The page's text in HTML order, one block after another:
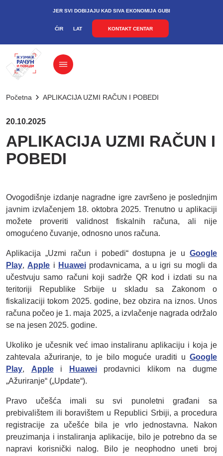
JER SVI DOBIJAJU KAD SIVA EKONOMIJA GUBI
ĆIR LAT KONTAKT CENTAR
Početna APLIKACIJA UZMI RAČUN I POBEDI
20.10.2025
APLIKACIJA UZMI RAČUN I
POBEDI
Ovogodišnje izdanje nagradne igre završeno je poslednjim
javnim izvlačenjem 18. oktobra 2025. Trenutno u aplikaciji
možete proveriti validnost fiskalnih računa, ali nije
omogućeno čuvanje, odnosno unos računa.
Aplikacija „Uzmi račun i pobedi“ dostupna je u Google
Play, Apple i Huaweiprodavnicama, a u igri su mogli da
učestvuju samo računi koji sadrže QR kod i izdati su na
teritoriji Republike Srbije u skladu sa Zakonom o
fiskalizaciji tokom 2025. godine, bez obzira na iznos. Unos
računa počeo je 1. maja 2025, a izvlačenje nagrada održalo
se na jesen 2025. godine.
Ukoliko je učesnik već imao instaliranu aplikaciju i koja je
zahtevala ažuriranje, to je bilo moguće uraditi u Google
Play, Applei Huaweiprodavnici klikom na dugme
„Ažuriranje“ („Update“).
Pravo učešća imali su svi punoletni građani sa
prebivalištem ili boravištem u Republici Srbiji, a procedura
registracije za učešće bila je vrlo jednostavna. Nakon
preuzimanja i instaliranja aplikacije, bilo je potrebno da se
napravi korisnički nalog. Bilo je neophodno uneti broj